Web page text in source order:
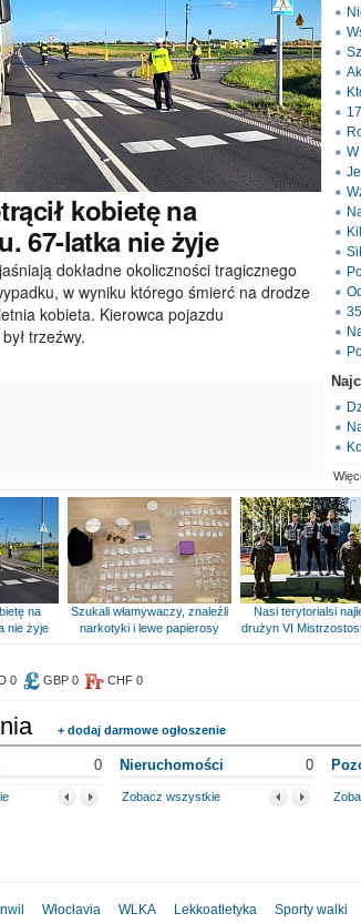
kobietę na
67-latka nie żyje
dokładne okoliczności tragicznego
w wyniku którego śmierć na drodze
kobieta. Kierowca pojazdu
trzeźwy.
na
nie żyje
Szukali włamywaczy, znaleźli
narkotyki i lewe papierosy
Nasi terytorialsi
drużyn VI
0 GBP 0 CHF 0
+ dodaj darmowe ogłoszenie
0 Nieruchomości 0
Zobacz wszystkie
Włocłavia WLKA Lekkoatletyka Sporty walki